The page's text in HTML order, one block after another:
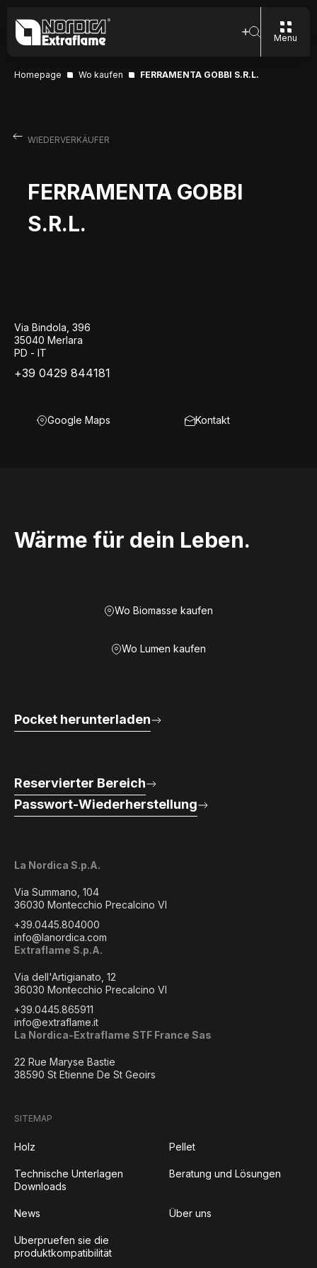
Menu
Homepage Wo kaufen FERRAMENTA GOBBI S.R.L.
WIEDERVERKÄUFER
FERRAMENTA GOBBI
S.R.L.
Via Bindola, 396
35040 Merlara
PD - IT
+39 0429 844181
Google Maps Kontakt
Wärme für dein Leben.
Wo Biomasse kaufen
Wo Lumen kaufen
La Nordica S.p.A.
Via Summano, 104
36030 Montecchio Precalcino VI
+39.0445.804000
info@lanordica.com
Extraflame S.p.A.
Via dell'Artigianato, 12
36030 Montecchio Precalcino VI
+39.0445.865911
info@extraflame.it
La Nordica-Extraflame STF France Sas
22 Rue Maryse Bastie
38590 St Etienne De St Geoirs
Pocket herunterladen
Reservierter Bereich
Passwort-Wiederherstellung
SITEMAP
Holz Pellet
Technische Unterlagen
Downloads
Beratung und Lösungen
News Über uns
Uberpruefen sie die
produktkompatibilität